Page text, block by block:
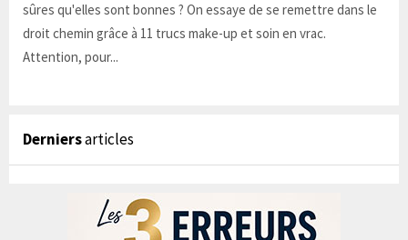
sûres qu'elles sont bonnes ? On essaye de se remettre dans le
droit chemin grâce à 11 trucs make-up et soin en vrac.
Attention, pour...
Derniersarticles